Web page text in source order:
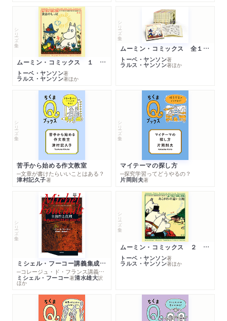
シリーズ・全集
ムーミン・コミックス １ 黄金のしっぽ
トーベ・ヤンソン著
ラルス・ヤンソン著ほか
シリーズ・全集
ムーミン・コミックス 全１４巻セット
トーベ・ヤンソン著
ラルス・ヤンソン著ほか
シリーズ・全集
苦手から始める作文教室
─文章が書けたらいいことはある？
津村記久子著
シリーズ・全集
マイテーマの探し方
─探究学習ってどうやるの？
片岡則夫著
シリーズ・全集
ミシェル・フーコー講義集成１０ 主体性と真理
─コレージュ・ド・フランス講義１９８０－１９８１年度
ミシェル・フーコー著清水雄大訳
ほか
シリーズ・全集
ムーミン・コミックス ２ あこがれの遠い土地
トーベ・ヤンソン著
ラルス・ヤンソン著ほか